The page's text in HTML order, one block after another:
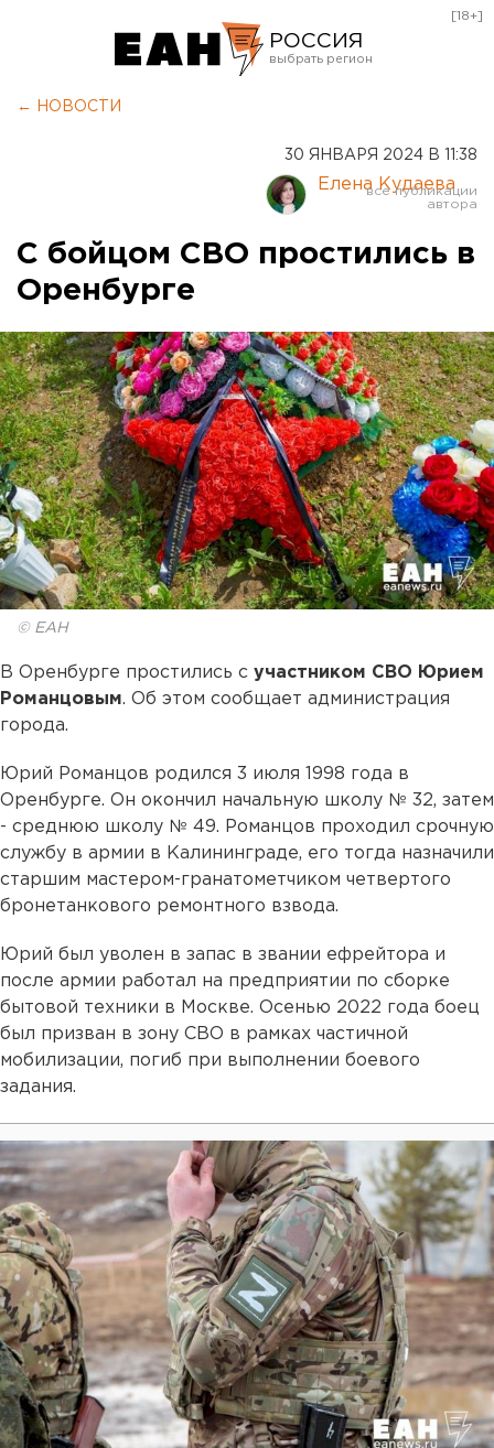
РОССИЯ
Курган
Оренбург
[18+]
← НОВОСТИ
30 ЯНВАРЯ 2024 В 11:38
Елена Кудаева
С бойцом СВО простились в
Оренбурге
© ЕАН
В Оренбурге простились с участником СВО Юрием
Романцовым. Об этом сообщает администрация
города.
Юрий Романцов родился 3 июля 1998 года в
Оренбурге. Он окончил начальную школу № 32, затем
- среднюю школу № 49. Романцов проходил срочную
службу в армии в Калининграде, его тогда назначили
старшим мастером-гранатометчиком четвертого
бронетанкового ремонтного взвода.
Юрий был уволен в запас в звании ефрейтора и
после армии работал на предприятии по сборке
бытовой техники в Москве. Осенью 2022 года боец
был призван в зону СВО в рамках частичной
мобилизации, погиб при выполнении боевого
задания.